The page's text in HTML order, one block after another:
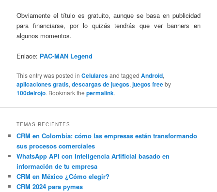
Obviamente el título es gratuito, aunque se basa en publicidad
para financiarse, por lo quizás tendrás que ver banners en
algunos momentos.
Enlace: PAC-MAN Legend
This entry was posted inCelularesand taggedAndroid,
aplicaciones gratis,descargas de juegos,juegos freeby
100delrojo. Bookmark thepermalink.
TEMAS RECIENTES
CRM en Colombia: cómo las empresas están transformando
sus procesos comerciales
WhatsApp API con Inteligencia Artificial basado en
información de tu empresa
CRM en México ¿Cómo elegir?
CRM 2024 para pymes